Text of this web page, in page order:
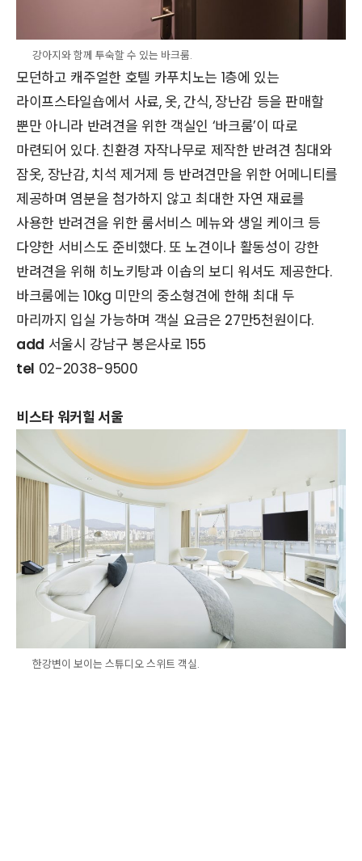
강아지와 함께 투숙할 수 있는 바크룸.
모던하고 캐주얼한 호텔 카푸치노는 1층에 있는
라이프스타일숍에서 사료, 옷, 간식, 장난감 등을 판매할
뿐만 아니라 반려견을 위한 객실인 ‘바크룸’이 따로
마련되어 있다. 친환경 자작나무로 제작한 반려견 침대와
잠옷, 장난감, 치석 제거제 등 반려견만을 위한 어메니티를
제공하며 염분을 첨가하지 않고 최대한 자연 재료를
사용한 반려견을 위한 룸서비스 메뉴와 생일 케이크 등
다양한 서비스도 준비했다. 또 노견이나 활동성이 강한
반려견을 위해 히노키탕과 이솝의 보디 워셔도 제공한다.
바크룸에는 10kg 미만의 중소형견에 한해 최대 두
마리까지 입실 가능하며 객실 요금은 27만5천원이다.
add 서울시 강남구 봉은사로 155
tel 02-2038-9500
비스타 워커힐 서울
한강변이 보이는 스튜디오 스위트 객실.